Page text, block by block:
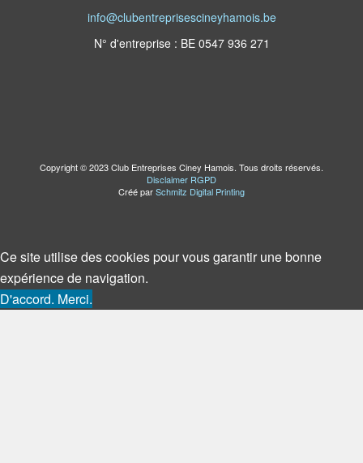
info@clubentreprisescineyhamois.be
N° d'entreprise : BE 0547 936 271
Copyright © 2023 Club Entreprises Ciney Hamois. Tous droits réservés.
Disclaimer RGPD
Créé parSchmitz Digital Printing
Ce site utilise des cookies pour vous garantir une bonne
expérience de navigation.
D'accord. Merci.